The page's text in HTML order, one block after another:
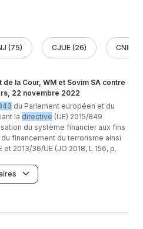
(75) CJUE (26) CNIL (3)
de la Cour, WM et Sovim SA contre
22 novembre 2022
du Parlement européen et du
la directive (UE) 2015/849
du système financier aux fins
financement du terrorisme ainsi
et 2013/36/UE (JO 2018, L 156, p.